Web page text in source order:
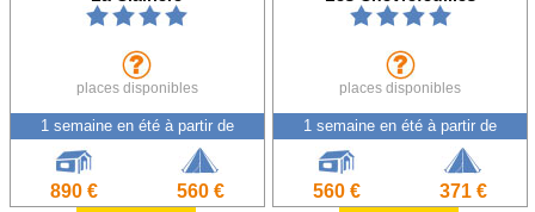
places disponibles
1 semaine en été à partir de
890 € 560 €
places disponibles
1 semaine en été à partir de
560 € 371 €